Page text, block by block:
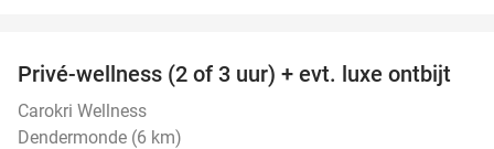
57%
Privé-wellness (2 of 3 uur) + evt. luxe ontbijt
Carokri Wellness
Dendermonde (6 km)